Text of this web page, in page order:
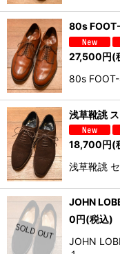
80s
27,500円(
80s
浅草靴誂
18,700円(
浅草靴誂
JOHN
0円(税込)
JOHN